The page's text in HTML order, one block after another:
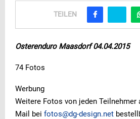
TEILEN
Osterenduro Maasdorf 04.04.2015
74 Fotos
Werbung
Weitere Fotos von jeden Teilnehmer
Mail bei fotos@dg-design.net